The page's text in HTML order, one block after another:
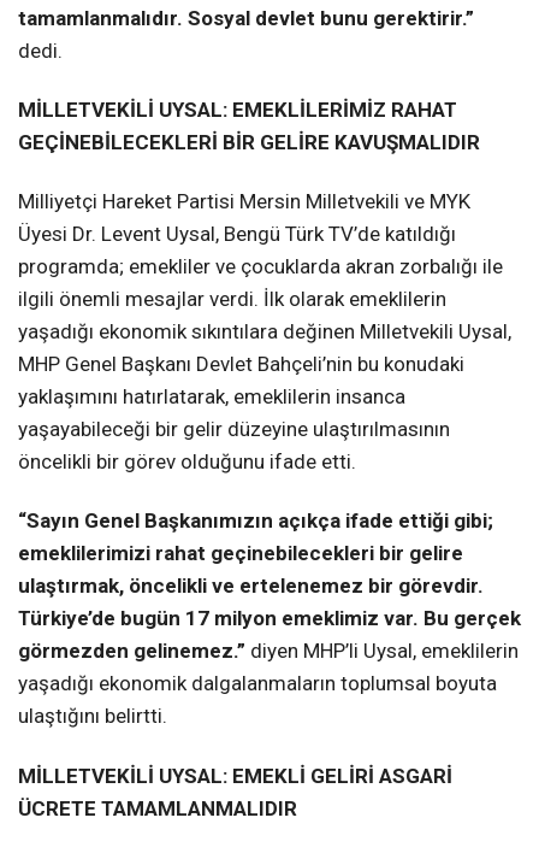
tamamlanmalıdır. Sosyal devlet bunu gerektirir.”
dedi.
MİLLETVEKİLİ UYSAL: EMEKLİLERİMİZ RAHAT
GEÇİNEBİLECEKLERİ BİR GELİRE KAVUŞMALIDIR
Milliyetçi Hareket Partisi Mersin Milletvekili ve MYK
Üyesi Dr. Levent Uysal, Bengü Türk TV’de katıldığı
programda; emekliler ve çocuklarda akran zorbalığı ile
ilgili önemli mesajlar verdi. İlk olarak emeklilerin
yaşadığı ekonomik sıkıntılara değinen Milletvekili Uysal,
MHP Genel Başkanı Devlet Bahçeli’nin bu konudaki
yaklaşımını hatırlatarak, emeklilerin insanca
yaşayabileceği bir gelir düzeyine ulaştırılmasının
öncelikli bir görev olduğunu ifade etti.
“Sayın Genel Başkanımızın açıkça ifade ettiği gibi;
emeklilerimizi rahat geçinebilecekleri bir gelire
ulaştırmak, öncelikli ve ertelenemez bir görevdir.
Türkiye’de bugün 17 milyon emeklimiz var. Bu gerçek
görmezden gelinemez.” diyen MHP’li Uysal, emeklilerin
yaşadığı ekonomik dalgalanmaların toplumsal boyuta
ulaştığını belirtti.
MİLLETVEKİLİ UYSAL: EMEKLİ GELİRİ ASGARİ
ÜCRETE TAMAMLANMALIDIR